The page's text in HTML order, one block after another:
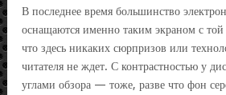
В последнее время большинство
оснащаются именно таким экраном с
что здесь никаких сюрпризов или
читателя не ждет. С контрастностью у
углами обзора — тоже, разве что фон